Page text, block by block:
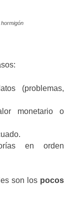
(problemas,
monetario o
en orden
son los pocos